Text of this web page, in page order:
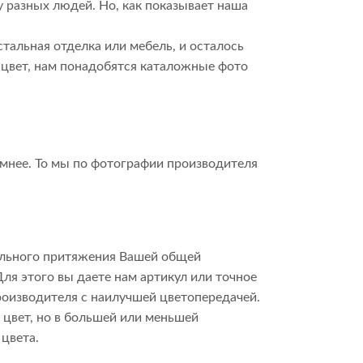
разных людей. Но, как показывает наша
отделка или мебель, и осталось
нам понадобятся каталожные фото
То мы по фотографии производителя
притяжения Вашей общей
этого вы даете нам артикул или точное
с наилучшей цветопередачей.
но в большей или меньшей